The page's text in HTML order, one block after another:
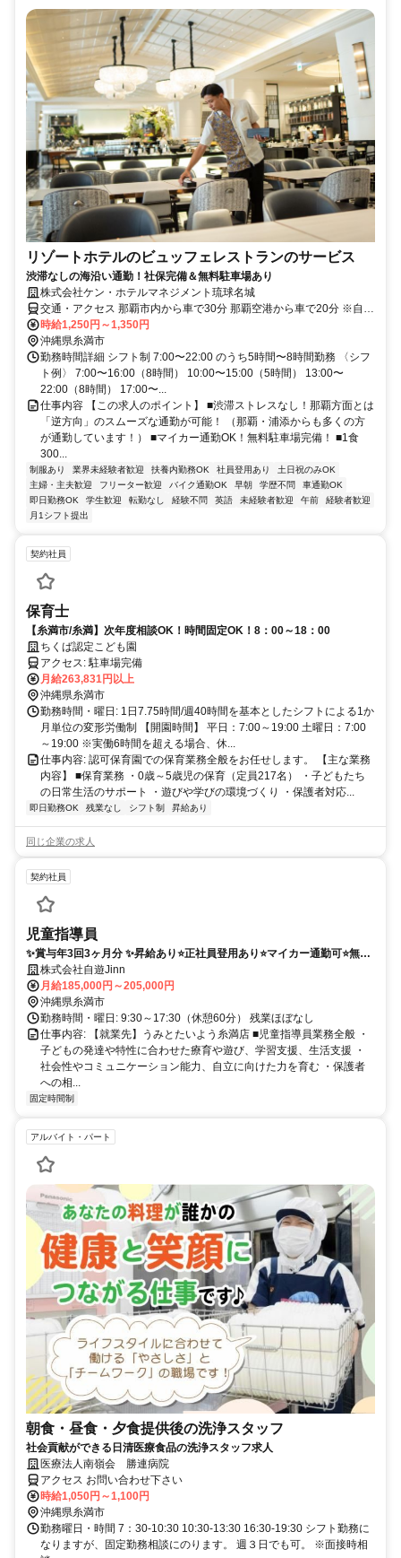
リゾートホテルのビュッフェレストランのサービス
渋滞なしの海沿い通勤！社保完備＆無料駐車場あり
株式会社ケン・ホテルマネジメント琉球名城
交通・アクセス 那覇市内から車で30分 那覇空港から車で20分 ※自動
車・バイク通勤可
時給1,250円～1,350円
沖縄県糸満市
勤務時間詳細 シフト制 7:00〜22:00 のうち5時間〜8時間勤務 〈シフ
ト例〉 7:00〜16:00（8時間） 10:00〜15:00（5時間） 13:00〜
22:00（8時間） 17:00〜...
仕事内容 【この求人のポイント】 ■渋滞ストレスなし！那覇方面とは
「逆方向」のスムーズな通勤が可能！ （那覇・浦添からも多くの方
が通勤しています！） ■マイカー通勤OK！無料駐車場完備！ ■1食
300...
制服あり 業界未経験者歓迎 扶養内勤務OK 社員登用あり
土日祝のみOK
主婦・主夫歓迎
フリーター歓迎 バイク通勤OK 早朝 学歴不問
車通勤OK
即日勤務OK
学生歓迎 転勤なし 経験不問 英語 未経験者歓迎 午前
経験者歓迎
月1シフト提出
契約社員
保育士
【糸満市/糸満】次年度相談OK！時間固定OK！8：00～18：00
ちくば認定こども園
アクセス: 駐車場完備
月給263,831円以上
沖縄県糸満市
勤務時間・曜日: 1日7.75時間/週40時間を基本としたシフトによる1か
月単位の変形労働制 【開園時間】 平日：7:00～19:00 土曜日：7:00
～19:00 ※実働6時間を超える場合、休...
仕事内容: 認可保育園での保育業務全般をお任せします。 【主な業務
内容】 ■保育業務 ・0歳～5歳児の保育（定員217名） ・子どもたち
の日常生活のサポート ・遊びや学びの環境づくり ・保護者対応...
即日勤務OK 残業なし シフト制 昇給あり
同じ企業の求人
契約社員
児童指導員
✨賞与年3回3ヶ月分 ✨昇給あり⭐️正社員登用あり⭐️マイカー通勤可⭐️無料
駐車場あり⭐️
株式会社自遊Jinn
月給185,000円～205,000円
沖縄県糸満市
勤務時間・曜日: 9:30～17:30（休憩60分） 残業ほぼなし
仕事内容: 【就業先】うみとたいよう糸満店 ■児童指導員業務全般 ・
子どもの発達や特性に合わせた療育や遊び、学習支援、生活支援 ・
社会性やコミュニケーション能力、自立に向けた力を育む ・保護者
への相...
固定時間制
アルバイト・パート
朝食・昼食・夕食提供後の洗浄スタッフ
社会貢献ができる日清医療食品の洗浄スタッフ求人
医療法人南嶺会 勝連病院
アクセス お問い合わせ下さい
時給1,050円～1,100円
沖縄県糸満市
勤務曜日・時間 7：30-10:30 10:30-13:30 16:30-19:30 シフト勤務に
なりますが、固定勤務相談にのります。 週３日でも可。 ※面接時相